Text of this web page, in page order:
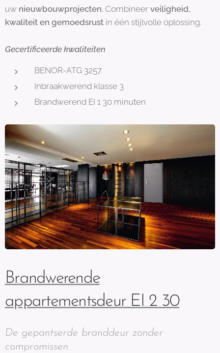
uw nieuwbouwprojecten. Combineer veiligheid,
kwaliteit en gemoedsrust in één stijlvolle oplossing.
Gecertificeerde kwaliteiten
BENOR-ATG 3257
Inbraakwerend klasse 3
Brandwerend EI 1 30 minuten
Brandwerende
appartementsdeur EI 2 30
De gepantserde branddeur zonder
compromissen